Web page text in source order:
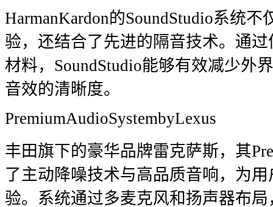
HarmanKardon的SoundStudio系统
验，还结合了先进的隔音技术。通
材料，SoundStudio能够有效减少外
音效的清晰度。
PremiumAudioSystembyLexus
丰田旗下的豪华品牌雷克萨斯，其
了主动降噪技术与高品质音响，为
验。系统通过多麦克风和扬声器布